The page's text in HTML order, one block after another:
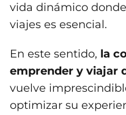
vida dinámico
viajes es esencial.
En este sentido, la
emprender y viajar
vuelve
optimizar su